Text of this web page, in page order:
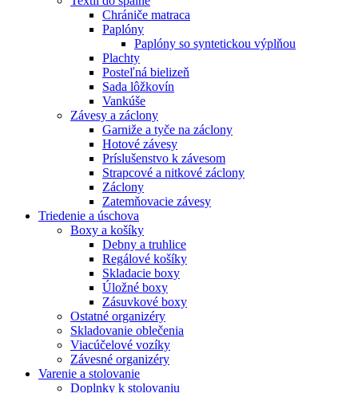
Chrániče matraca
Paplóny
Paplóny so syntetickou výplňou
Plachty
Posteľná bielizeň
Sada lôžkovín
Vankúše
Závesy a záclony
Garniže a tyče na záclony
Hotové závesy
Príslušenstvo k závesom
Strapcové a nitkové záclony
Záclony
Zatemňovacie závesy
Triedenie a úschova
Boxy a košíky
Debny a truhlice
Regálové košíky
Skladacie boxy
Úložné boxy
Zásuvkové boxy
Ostatné organizéry
Skladovanie oblečenia
Viacúčelové vozíky
Závesné organizéry
Varenie a stolovanie
Doplnky k stolovaniu